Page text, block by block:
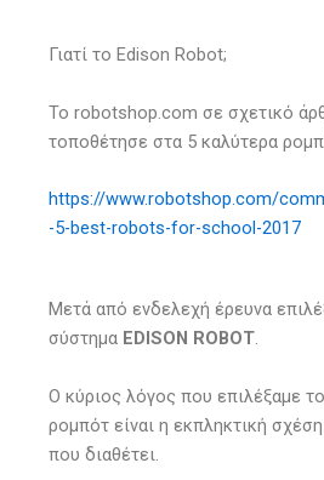
Γιατί το Edison Robot;
To robotshop.com σε σχετικό
τοποθέτησε στα 5 καλύτερα
https://www.robotshop.com/
-5-best-robots-for-school-2017
Μετά από ενδελεχή έρευνα
σύστημα EDISON ROBOT.
Ο κύριος λόγος που επιλέξαμε
ρομπότ είναι η εκπληκτική
που διαθέτει.